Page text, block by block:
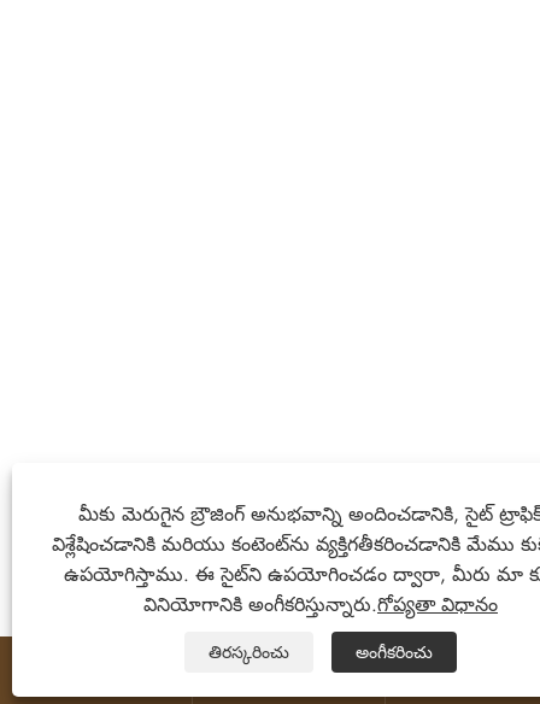
మీకు మెరుగైన బ్రౌజింగ్ అనుభవాన్ని అందించడానికి, సైట్
విశ్లేషించడానికి మరియు కంటెంట్‌ను వ్యక్తిగతీకరించడానికి మేము
ఉపయోగిస్తాము. ఈ సైట్‌ని ఉపయోగించడం ద్వారా, మీరు మా
వినియోగానికి అంగీకరిస్తున్నారు.గోప్యతా విధానం
తిరస్కరించు అంగీకరించు